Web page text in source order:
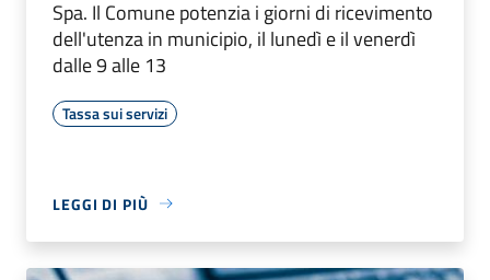
Spa. Il Comune potenzia i giorni di ricevimento
dell'utenza in municipio, il lunedì e il venerdì
dalle 9 alle 13
Tassa sui servizi
LEGGI DI PIÙ